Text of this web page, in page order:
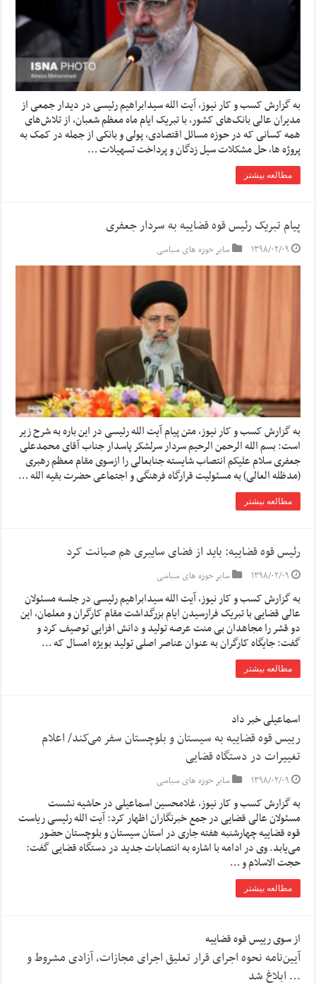
به گزارش کسب و کار نیوز، آیت الله سیدابراهیم رئیسی در دیدار جمعی از
مدیران عالی بانک‌های کشور، با تبریک ایام ماه معظم شعبان، از تلاش‌های
همه کسانی که در حوزه مسائل اقتصادی، پولی و بانکی از جمله در کمک به
پروژه ها، حل مشکلات سیل زدگان و پرداخت تسهیلات …
مطالعه بیشتر
پیام تبریک رئیس قوه قضاییه به سردار جعفری
۱۳۹۸/۰۲/۰۹ سایر حوزه های سیاسی
به گزارش کسب و کار نیوز، متن پیام آیت الله رئیسی در این باره به شرح زیر
است: بسم الله الرحمن الرحیم سردار سرلشکر پاسدار جناب آقای محمدعلی
جعفری سلام علیکم انتصاب شایسته جنابعالی را ازسوی مقام معظم رهبری
(مدظله العالی) به مسئولیت قرارگاه فرهنگی و اجتماعی حضرت بقیه الله …
مطالعه بیشتر
رئیس قوه قضاییه: باید از فضای سایبری هم صیانت کرد
۱۳۹۸/۰۲/۰۹ سایر حوزه های سیاسی
به گزارش کسب و کار نیوز، آیت الله سیدابراهیم رئیسی در جلسه مسئولان
عالی قضایی با تبریک فرارسیدن ایام بزرگداشت مقام کارگران و معلمان، این
دو قشر را مجاهدان بی منت عرصه تولید و دانش افزایی توصیف کرد و
گفت: جایگاه کارگران به عنوان عناصر اصلی تولید بویژه امسال که …
مطالعه بیشتر
اسماعیلی خبر داد
رییس قوه قضاییه به سیستان و بلوچستان سفر می‌کند/ اعلام
تغییرات در دستگاه قضایی
۱۳۹۸/۰۲/۰۹ سایر حوزه های سیاسی
به گزارش کسب و کار نیوز، غلامحسین اسماعیلی در حاشیه نشست
مسئولان عالی قضایی در جمع خبرنگاران اظهار کرد: آیت الله رئیسی ریاست
قوه قضاییه چهارشنبه هفته جاری در استان سیستان و بلوچستان حضور
می‌یابد. وی در ادامه با اشاره به انتصابات جدید در دستگاه قضایی گفت:
حجت الاسلام و …
مطالعه بیشتر
از سوی رییس قوه قضاییه
آیین‌نامه نحوه اجرای قرار تعلیق اجرای مجازات، آزادی مشروط و
… ابلاغ شد